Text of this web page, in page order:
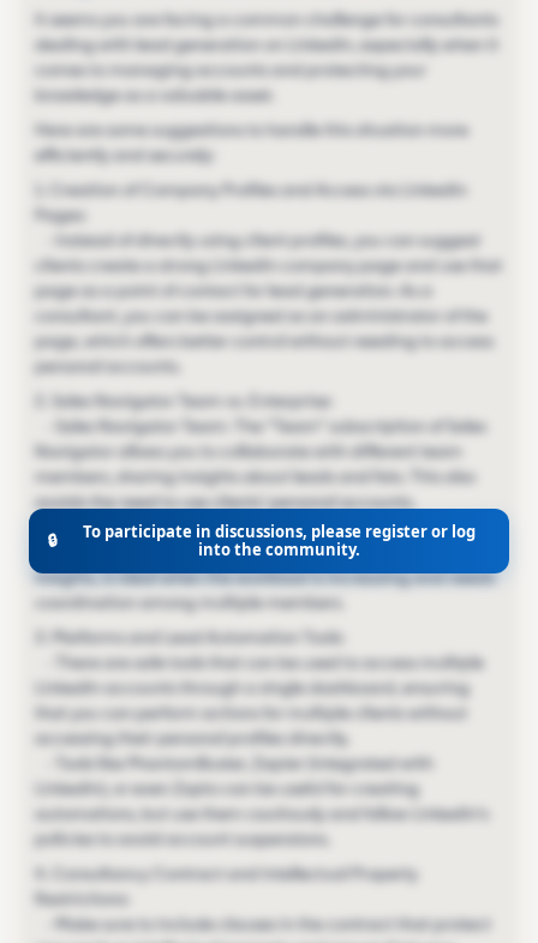
It seems you are facing a common challenge for consultants
dealing with lead generation on LinkedIn, especially when it
comes to managing accounts and protecting your
knowledge as a valuable asset.
Here are some suggestions to handle this situation more
efficiently and securely:
1. Creation of Company Profiles and Access via LinkedIn
Pages:
- Instead of directly using client profiles, you can suggest
clients create a strong LinkedIn company page and use that
page as a point of contact for lead generation. As a
consultant, you can be assigned as an administrator of the
page, which offers better control without needing to access
personal accounts.
2. Sales Navigator Team vs. Enterprise:
- Sales Navigator Team: The "Team" subscription of Sales
Navigator allows you to collaborate with different team
members, sharing insights about leads and lists. This also
avoids the need to use clients' personal accounts.
- Sales Navigator Enterprise: A more advanced version,
which allows CRM integrations and better sharing of
insights, is ideal when the workload is increasing and needs
coordination among multiple members.
3. Platforms and Lead Automation Tools:
- There are safe tools that can be used to access multiple
LinkedIn accounts through a single dashboard, ensuring
that you can perform actions for multiple clients without
accessing their personal profiles directly.
- Tools like PhantomBuster, Zapier (integrated with
LinkedIn), or even Zopto can be useful for creating
automations, but use them cautiously and follow LinkedIn's
policies to avoid account suspensions.
4. Consultancy Contract and Intellectual Property
Restrictions:
- Make sure to include clauses in the contract that protect
🔒
To participate in discussions, please register or log
into the community.